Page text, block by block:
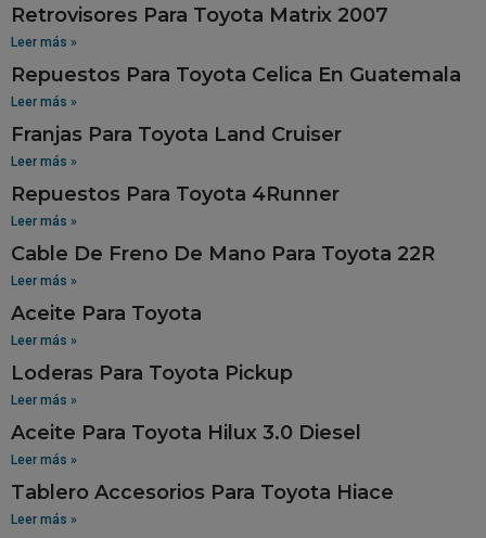
Retrovisores Para Toyota Matrix 2007
Leer más »
Repuestos Para Toyota Celica En Guatemala
Leer más »
Franjas Para Toyota Land Cruiser
Leer más »
Repuestos Para Toyota 4Runner
Leer más »
Cable De Freno De Mano Para Toyota 22R
Leer más »
Aceite Para Toyota
Leer más »
Loderas Para Toyota Pickup
Leer más »
Aceite Para Toyota Hilux 3.0 Diesel
Leer más »
Tablero Accesorios Para Toyota Hiace
Leer más »